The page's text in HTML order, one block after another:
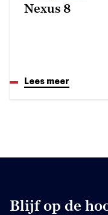
Nexus 8
Lees meer
Blijf op de